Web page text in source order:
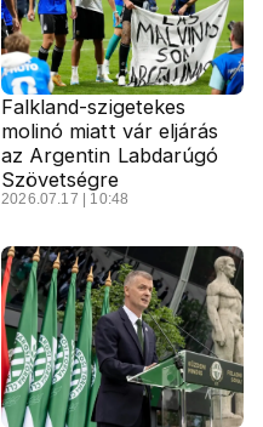
Falkland-szigetekes
molinó miatt vár eljárás
az Argentin Labdarúgó
Szövetségre
2026.07.17 | 10:48